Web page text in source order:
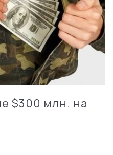
$300 млн. на